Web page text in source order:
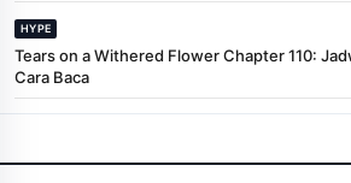
HYPE
Tears on a Withered Flower Chapter 110:
Cara Baca